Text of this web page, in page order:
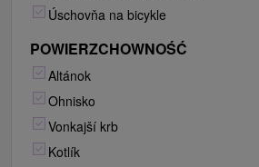
Úschovňa na bicykle
POWIERZCHOWNOŚĆ
Altánok
Ohnisko
Vonkajší krb
Kotlík